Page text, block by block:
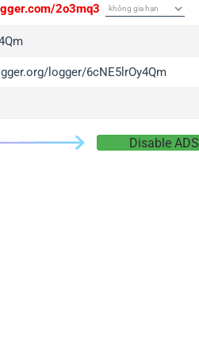
2o3mq3
logger/6cNE5lrOy4Qm
Disable ADS